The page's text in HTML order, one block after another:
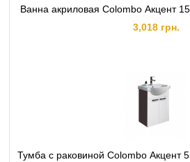
Ванна акриловая Colombo Акцент
3,018 грн.
Тумба с раковиной Colombo Акцент